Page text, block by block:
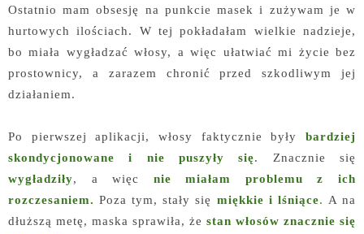
Ostatnio mam obsesję na punkcie masek i zużywam je w
hurtowych ilościach. W tej pokładałam wielkie nadzieje,
bo miała wygładzać włosy, a więc ułatwiać mi życie bez
prostownicy, a zarazem chronić przed szkodliwym jej
działaniem.
Po pierwszej aplikacji, włosy faktycznie były bardziej
skondycjonowane i nie puszyły się. Znacznie się
wygładziły, a więc nie miałam problemu z ich
rozczesaniem.Poza tym, stały się miękkie i lśniące. A na
dłuższą metę, maska sprawiła, że stan włosów znacznie się